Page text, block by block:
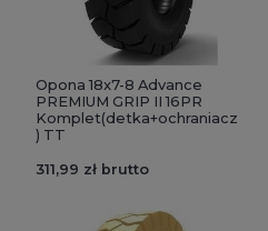
Opona 18x7-8 Advance
PREMIUM GRIP II 16PR
Komplet(detka+ochraniacz
) TT
311,99 zł brutto